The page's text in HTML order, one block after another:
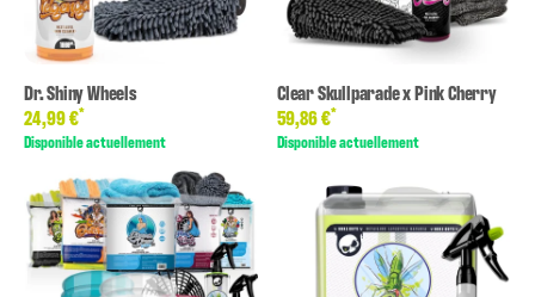
Dr. Shiny Wheels
24,99 €*
Disponible actuellement
Clear Skullparade x Pink Cherry
59,86 €*
Disponible actuellement